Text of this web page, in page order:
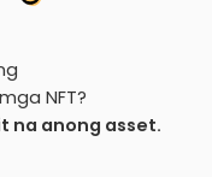
NFT?
na anong asset.